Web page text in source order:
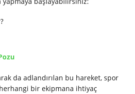
da adlandırılan bu hareket, spor
bir ekipmana ihtiyaç